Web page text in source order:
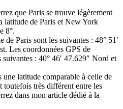
que Paris se trouve légèrement
de Paris et New York
8°.
Paris sont les suivantes : 48° 51′
Les coordonnées GPS de
suivantes : 40° 46′ 47.629″ Nord et
latitude comparable à celle de
toutefois très différent entre les
dans mon article dédié à la